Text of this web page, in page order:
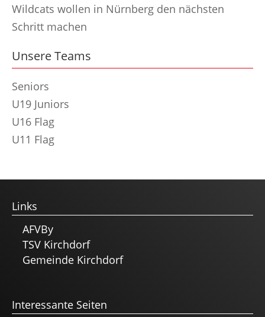
Wildcats wollen in Nürnberg den nächsten
Schritt machen
Unsere Teams
Seniors
U19 Juniors
U16 Flag
U11 Flag
Links
AFVBy
TSV Kirchdorf
Gemeinde Kirchdorf
Interessante Seiten